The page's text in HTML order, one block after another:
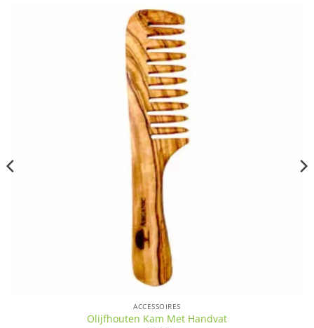
ACCESSOIRES
Olijfhouten Kam Met Handvat